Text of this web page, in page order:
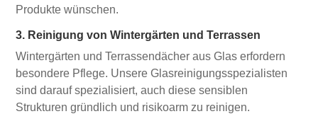
Produkte wünschen.
3. Reinigung von Wintergärten und Terrassen
Wintergärten und Terrassendächer aus Glas erfordern
besondere Pflege. Unsere Glasreinigungsspezialisten
sind darauf spezialisiert, auch diese sensiblen
Strukturen gründlich und risikoarm zu reinigen.